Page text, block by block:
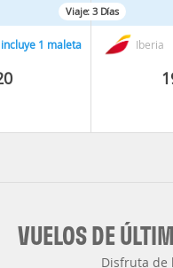
Viaje: 3 Días
incluye 1 maleta Iberia
VUELOS DE
Disfruta de